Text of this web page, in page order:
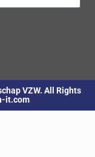
VZW. All Rights
it.com